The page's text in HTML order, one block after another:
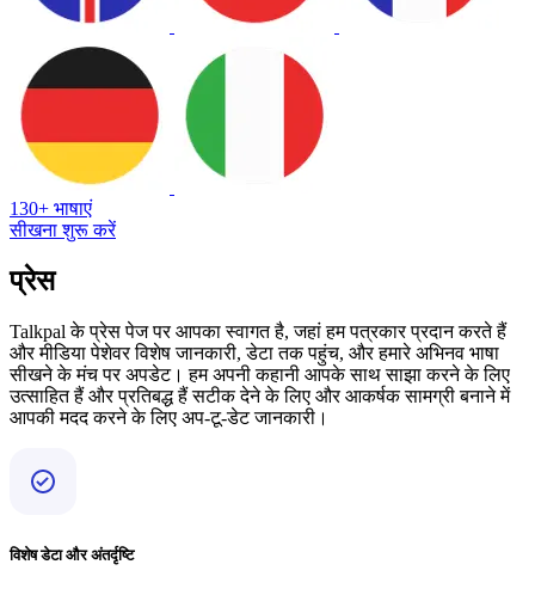
130+ भाषाएं
सीखना शुरू करें
प्रेस
Talkpal के प्रेस पेज पर आपका स्वागत है, जहां हम पत्रकार प्रदान करते हैं
और मीडिया पेशेवर विशेष जानकारी, डेटा तक पहुंच, और हमारे अभिनव भाषा
सीखने के मंच पर अपडेट। हम अपनी कहानी आपके साथ साझा करने के लिए
उत्साहित हैं और प्रतिबद्ध हैं सटीक देने के लिए और आकर्षक सामग्री बनाने में
आपकी मदद करने के लिए अप-टू-डेट जानकारी।
विशेष डेटा और अंतर्दृष्टि